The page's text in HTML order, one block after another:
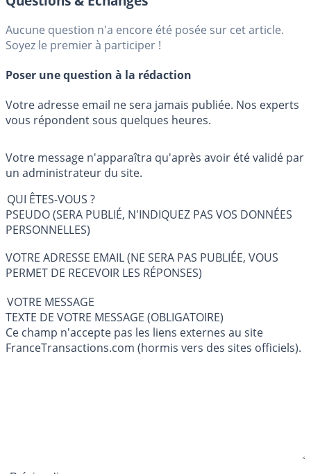
Aucune question n'a encore été posée sur cet article.
Soyez le premier à participer !
Poser une question à la rédaction
Votre adresse email ne sera jamais publiée. Nos experts
vous répondent sous quelques heures.
Votre message n'apparaîtra qu'après avoir été validé par
un administrateur du site.
QUI ÊTES-VOUS ?
PSEUDO (SERA PUBLIÉ, N'INDIQUEZ PAS VOS DONNÉES
PERSONNELLES)
VOTRE ADRESSE EMAIL (NE SERA PAS PUBLIÉE, VOUS
PERMET DE RECEVOIR LES RÉPONSES)
VOTRE MESSAGE
TEXTE DE VOTRE MESSAGE (OBLIGATOIRE)
Ce champ n'accepte pas les liens externes au site
FranceTransactions.com (hormis vers des sites officiels).